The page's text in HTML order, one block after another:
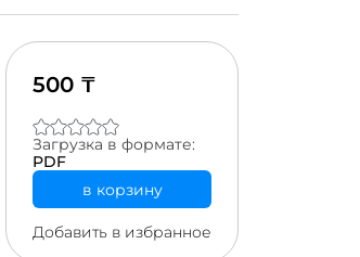
500 ₸
Загрузка в формате:
PDF
в корзину
Добавить в избранное